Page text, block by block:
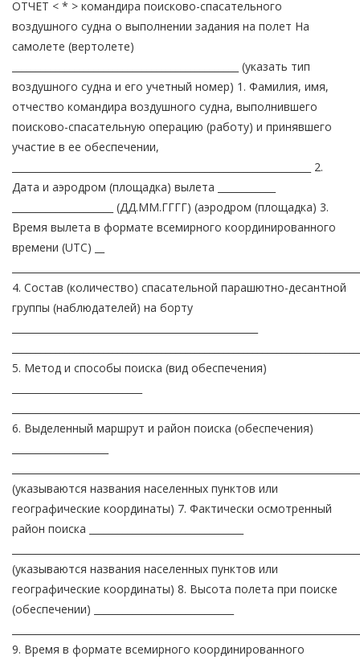
ОТЧЕТ < * > командира поисково-спасательного
воздушного судна о выполнении задания на полет На
самолете (вертолете)
_______________________________________________ (указать тип
воздушного судна и его учетный номер) 1. Фамилия, имя,
отчество командира воздушного судна, выполнившего
поисково-спасательную операцию (работу) и принявшего
участие в ее обеспечении,
______________________________________________________________ 2.
Дата и аэродром (площадка) вылета ____________
_____________________ (ДД.ММ.ГГГГ) (аэродром (площадка) 3.
Время вылета в формате всемирного координированного
времени (UTC) __
4. Состав (количество) спасательной парашютно-десантной
группы (наблюдателей) на борту
5. Метод и способы поиска (вид обеспечения)
6. Выделенный маршрут и район поиска (обеспечения)
(указываются названия населенных пунктов или
географические координаты) 7. Фактически осмотренный
район поиска ________________________________
(указываются названия населенных пунктов или
географические координаты) 8. Высота полета при поиске
(обеспечении) _____________________________
9. Время в формате всемирного координированного